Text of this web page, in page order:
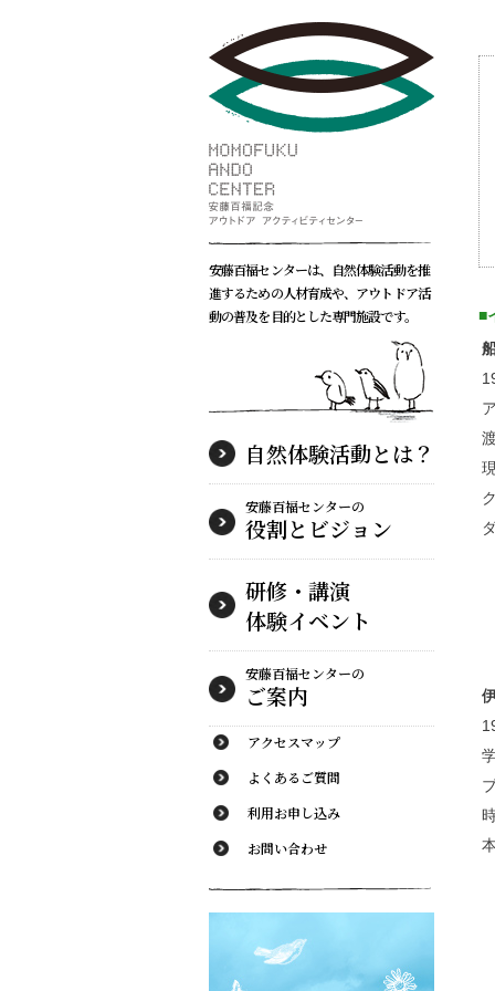
安藤百福センターは、自然体験活動を推
進するための人材育成や、アウトドア活
動の普及を目的とした専門施設です。
自然体験活動とは？
安藤百福センターの
役割とビジョン
研修・講演
体験イベント
安藤百福センターの
ご案内
アクセスマップ
よくあるご質問
利用お申し込み
お問い合わせ
■